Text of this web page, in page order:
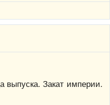
выпуска. Закат империи.